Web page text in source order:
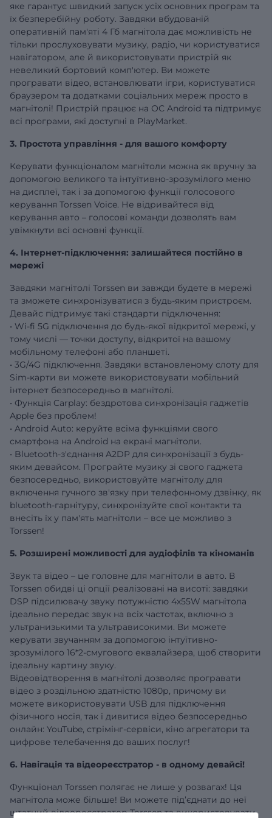
яке гарантує швидкий запуск усіх основних програм та
їх безперебійну роботу. Завдяки вбудованій
оперативній пам'яті 4 Гб магнітола дає можливість не
тільки прослуховувати музику, радіо, чи користуватися
навігатором, але й використовувати пристрій як
невеликий бортовий комп'ютер. Ви можете
програвати відео, встановлювати ігри, користуватися
браузером та додатками соціальних мереж просто в
магнітолі! Пристрій працює на ОС Android та підтримує
всі програми, які доступні в PlayMarket.
3. Простота управління - для вашого комфорту
Керувати функціоналом магнітоли можна як вручну за
допомогою великого та інтуїтивно-зрозумілого меню
на дисплеї, так і за допомогою функції голосового
керування Torssen Voice. Не відривайтеся від
керування авто – голосові команди дозволять вам
увімкнути всі основні функції.
4. Інтернет-підключення: залишайтеся постійно в
мережі
Завдяки магнітолі Torssen ви завжди будете в мережі
та зможете синхронізуватися з будь-яким пристроєм.
Девайс підтримує такі стандарти підключення:
• Wi-fi 5G підключення до будь-якої відкритої мережі, у
тому числі — точки доступу, відкритої на вашому
мобільному телефоні або планшеті.
• 3G/4G підключення. Завдяки встановленому слоту для
Sim-карти ви можете використовувати мобільний
інтернет безпосередньо в магнітолі.
• Функція Carplay: бездротова синхронізація гаджетів
Apple без проблем!
• Android Auto: керуйте всіма функціями свого
смартфона на Android на екрані магнітоли.
• Bluetooth-з'єднання A2DP для синхронізації з будь-
яким девайсом. Програйте музику зі свого гаджета
безпосередньо, використовуйте магнітолу для
включення гучного зв'язку при телефонному дзвінку, як
bluetooth-гарнітуру, синхронізуйте свої контакти та
внесіть їх у пам'ять магнітоли – все це можливо з
Torssen!
5. Розширені можливості для аудіофілів та кіноманів
Звук та відео – це головне для магнітоли в авто. В
Torssen обидві ці опції реалізовані на висоті: завдяки
DSP підсилювачу звуку потужністю 4х55W магнітола
ідеально передає звук на всіх частотах, включно з
ультранизькими та ультрависокими. Ви можете
керувати звучанням за допомогою інтуїтивно-
зрозумілого 16*2-смугового еквалайзера, щоб створити
ідеальну картину звуку.
Відеовідтворення в магнітолі дозволяє програвати
відео з роздільною здатністю 1080р, причому ви
можете використовувати USB для підключення
фізичного носія, так і дивитися відео безпосередньо
онлайн: YouTube, стрімінг-сервіси, кіно агрегатори та
цифрове телебачення до ваших послуг!
6. Навігація та відеореєстратор - в одному девайсі!
Функціонал Torssen полягає не лише у розвагах! Ця
магнітола може більше! Ви можете під’єднати до неї
штатний відеореєстратор Torssen та використовувати